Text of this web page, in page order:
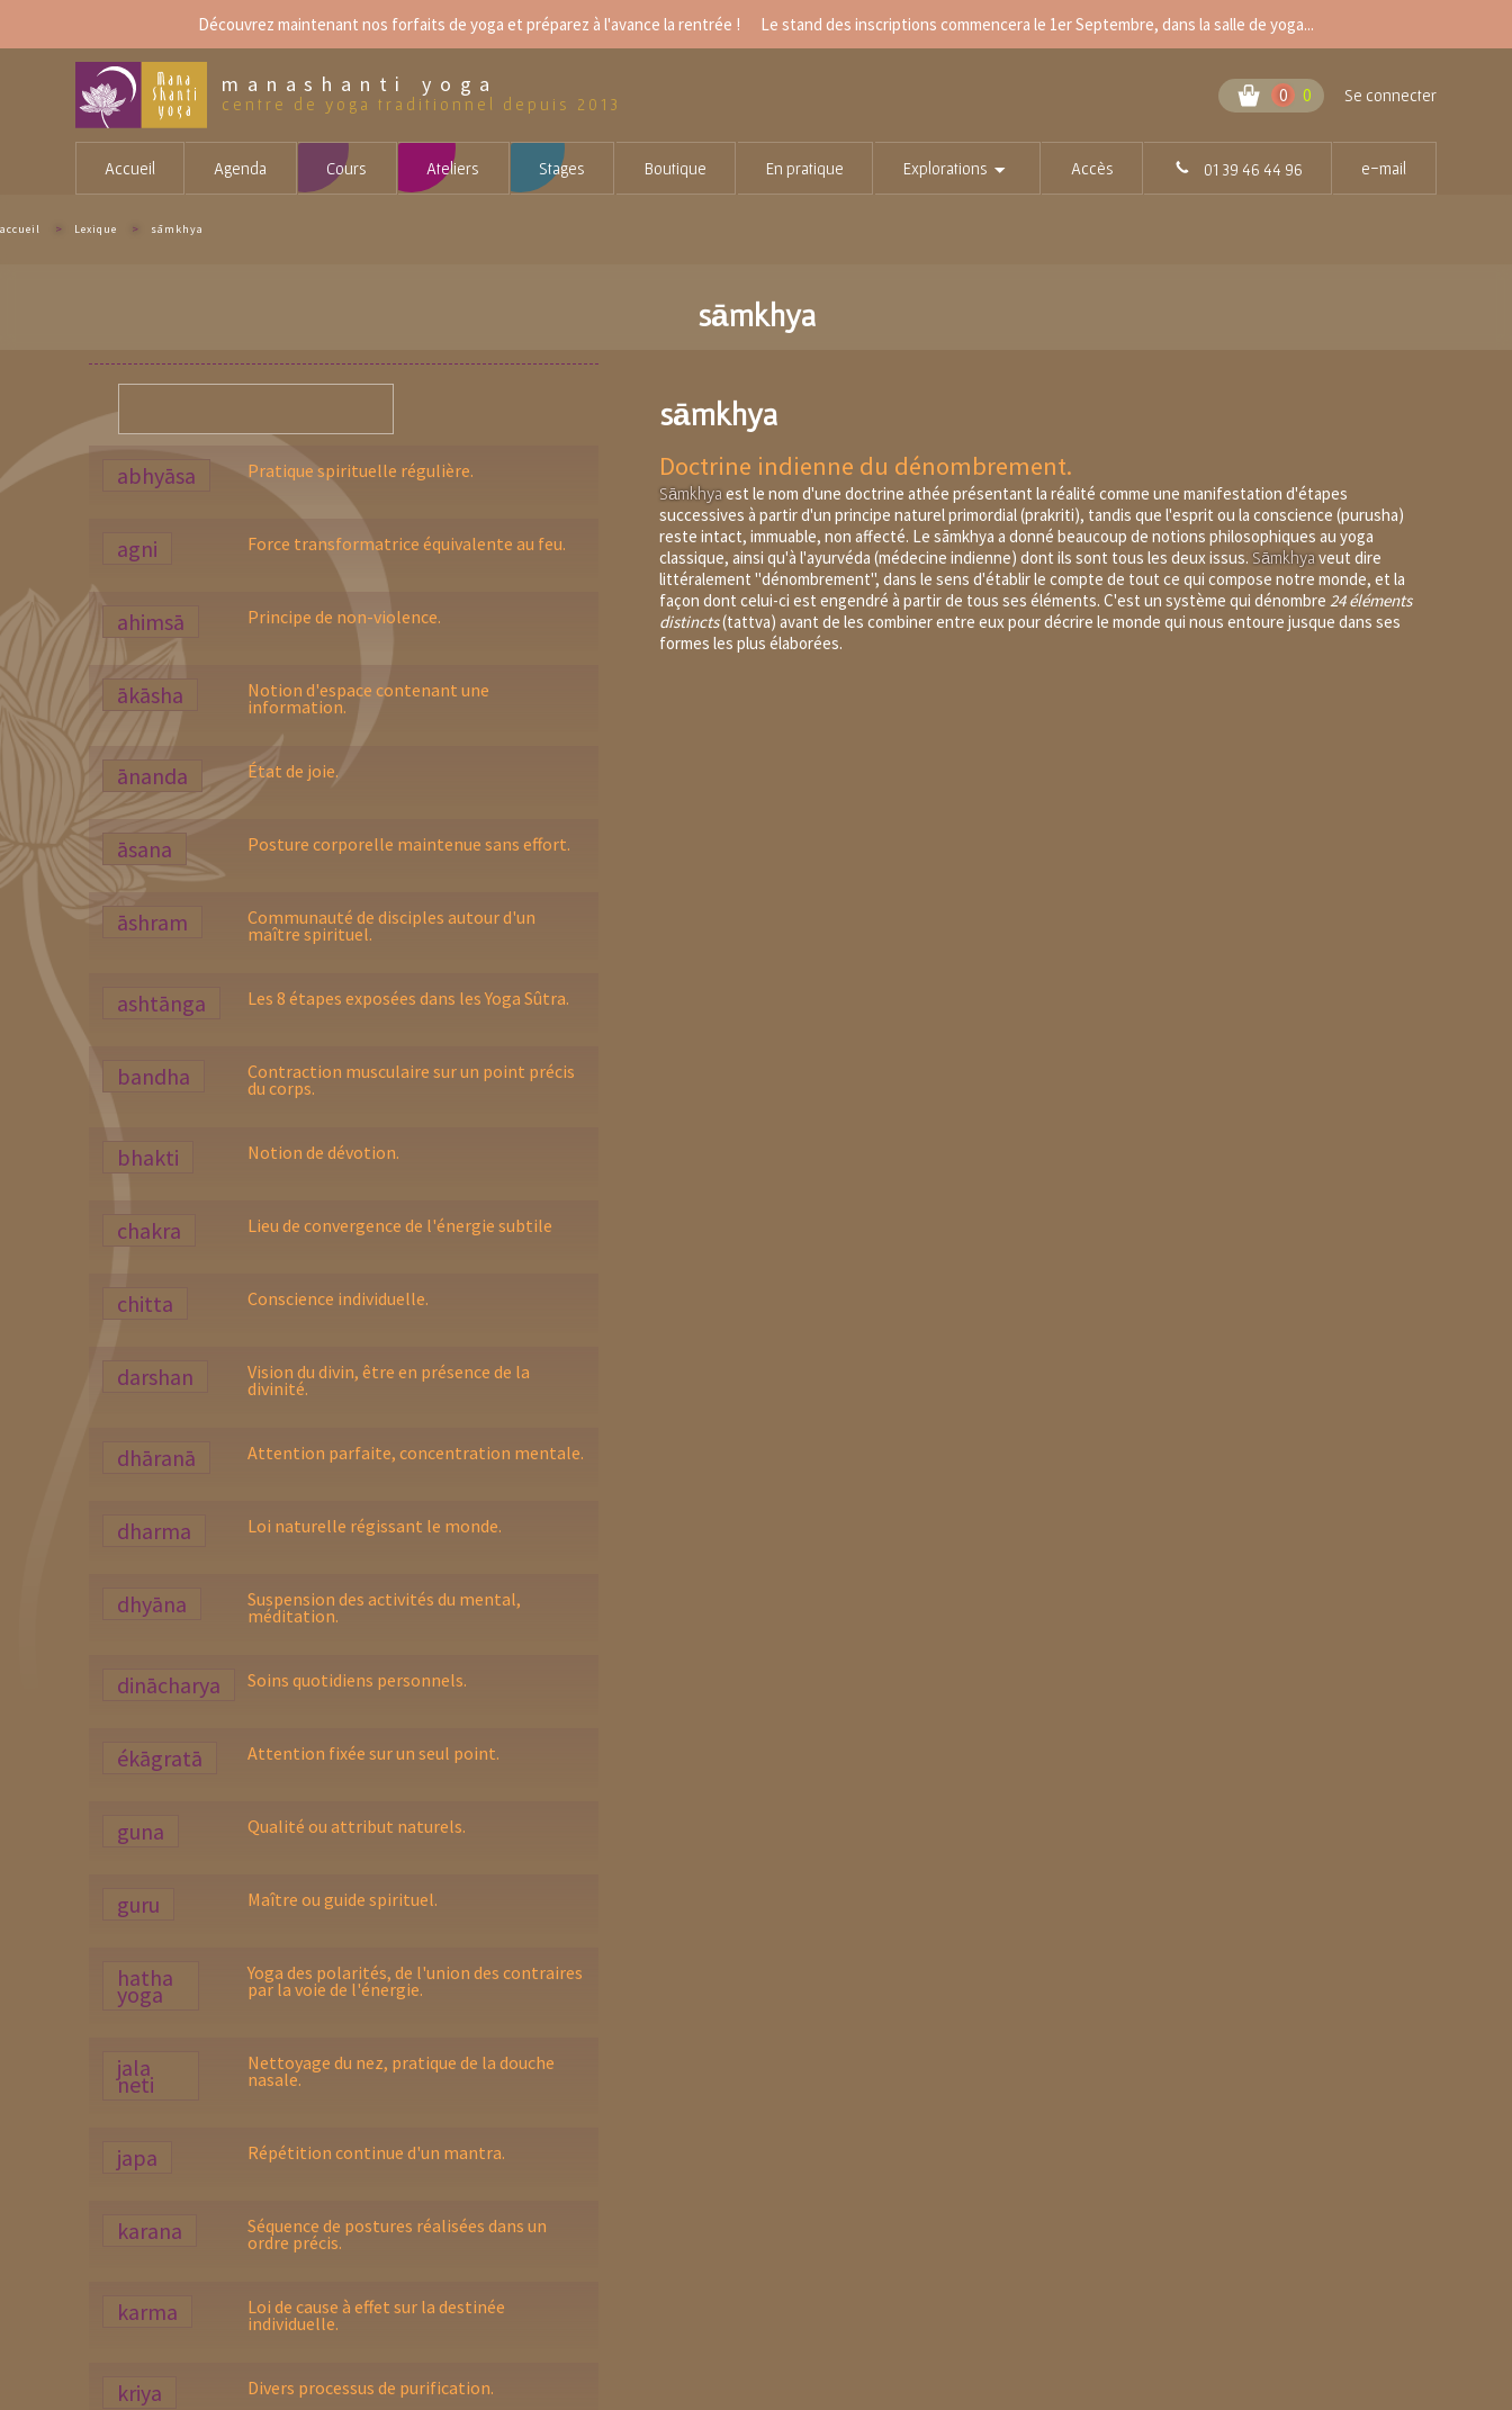
contenu
Découvrez maintenant nos forfaits de yoga et préparez à l'avance la rentrée ! Le stand des inscriptions commencera le 1er Septembre, dans la salle de yoga...
manashanti yoga
centre de yoga traditionnel depuis 2013 0 0 Se connecter
Accueil Agenda Cours Ateliers Stages Boutique En pratique Explorations Accès 01 39 46 44 96 e-mail
accueil > Lexique > sāmkhya
sāmkhya
abhyāsa Pratique spirituelle régulière.
agni Force transformatrice équivalente au feu.
ahimsā Principe de non-violence.
ākāsha Notion d'espace contenant une
information.
ānanda État de joie.
āsana Posture corporelle maintenue sans effort.
āshram Communauté de disciples autour d'un
maître spirituel.
ashtānga Les 8 étapes exposées dans les Yoga Sûtra.
bandha Contraction musculaire sur un point précis
du corps.
bhakti Notion de dévotion.
chakra Lieu de convergence de l'énergie subtile
chitta Conscience individuelle.
darshan Vision du divin, être en présence de la
divinité.
dhāranā Attention parfaite, concentration mentale.
dharma Loi naturelle régissant le monde.
dhyāna Suspension des activités du mental,
méditation.
dinācharya Soins quotidiens personnels.
ékāgratā Attention fixée sur un seul point.
guna Qualité ou attribut naturels.
guru Maître ou guide spirituel.
hatha
yoga
Yoga des polarités, de l'union des contraires
par la voie de l'énergie.
jala
neti
Nettoyage du nez, pratique de la douche
nasale.
japa Répétition continue d'un mantra.
karana Séquence de postures réalisées dans un
ordre précis.
karma Loi de cause à effet sur la destinée
individuelle.
kriya Divers processus de purification.
sāmkhya
Doctrine indienne du dénombrement.
Sāmkhyaest le nom d'une doctrine athée présentant la réalité comme une manifestation d'étapes
successives à partir d'un principe naturel primordial (prakriti), tandis que l'esprit ou la conscience (purusha)
reste intact, immuable, non affecté. Le sāmkhya a donné beaucoup de notions philosophiques au yoga
classique, ainsi qu'à l'ayurvéda (médecine indienne) dont ils sont tous les deux issus. Sāmkhyaveut dire
littéralement "dénombrement", dans le sens d'établir le compte de tout ce qui compose notre monde, et la
façon dont celui-ci est engendré à partir de tous ses éléments. C'est un système qui dénombre 24 éléments
distincts(tattva) avant de les combiner entre eux pour décrire le monde qui nous entoure jusque dans ses
formes les plus élaborées.